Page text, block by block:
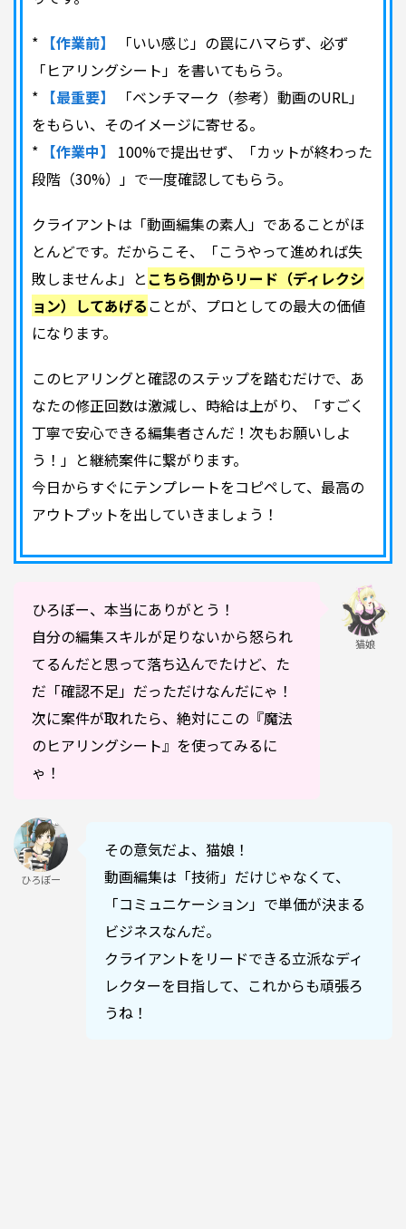
* 【作業前】
「いい感じ」の罠にハマらず、必ず
「ヒアリングシート」を書いてもらう。
* 【最重要】
「ベンチマーク（参考）動画のURL」
をもらい、そのイメージに寄せる。
* 【作業中】
100%で提出せず、「カットが終わった
段階（30%）」で一度確認してもらう。
クライアントは「動画編集の素人」であることがほ
とんどです。だからこそ、「こうやって進めれば失
敗しませんよ」と こちら側からリード（ディレクシ
ョン）してあげることが、プロとしての最大の価値
になります。
このヒアリングと確認のステップを踏むだけで、あ
なたの修正回数は激減し、時給は上がり、「すごく
丁寧で安心できる編集者さんだ！次もお願いしよ
う！」と継続案件に繋がります。
今日からすぐにテンプレートをコピペして、最高の
アウトプットを出していきましょう！
ひろぼー、本当にありがとう！
自分の編集スキルが足りないから怒られ
てるんだと思って落ち込んでたけど、た
だ「確認不足」だっただけなんだにゃ！
次に案件が取れたら、絶対にこの『魔法
のヒアリングシート』を使ってみるに
ゃ！
猫娘
ひろぼー
その意気だよ、猫娘！
動画編集は「技術」だけじゃなくて、
「コミュニケーション」で単価が決まる
ビジネスなんだ。
クライアントをリードできる立派なディ
レクターを目指して、これからも頑張ろ
うね！